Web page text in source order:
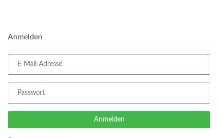
Anmelden
E-Mail-Adresse
Passwort
Anmelden